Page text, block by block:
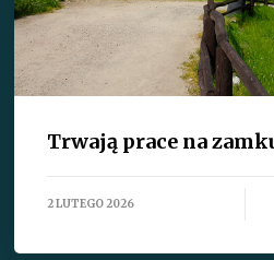
Trwają prace na
2 LUTEGO 2026